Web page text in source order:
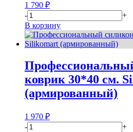
1 790 ₽
-
+
В корзину
коврик 30*40 см.
(армированный)
1 970 ₽
-
+